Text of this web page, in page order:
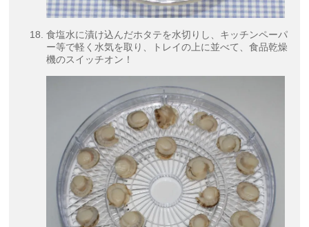
食塩水に漬け込んだホタテを水切りし、キッチンペーパ
ー等で軽く水気を取り、トレイの上に並べて、食品乾燥
機のスイッチオン！